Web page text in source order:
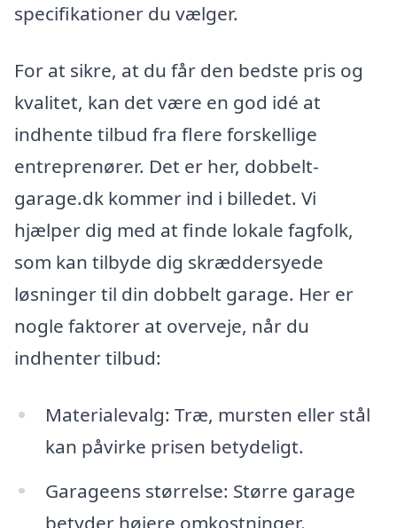
specifikationer du vælger.
For at sikre, at du får den bedste pris og
kvalitet, kan det være en god idé at
indhente tilbud fra flere forskellige
entreprenører. Det er her, dobbelt-
garage.dk kommer ind i billedet. Vi
hjælper dig med at finde lokale fagfolk,
som kan tilbyde dig skræddersyede
løsninger til din dobbelt garage. Her er
nogle faktorer at overveje, når du
indhenter tilbud:
Materialevalg: Træ, mursten eller stål
kan påvirke prisen betydeligt.
Garageens størrelse: Større garage
betyder højere omkostninger.